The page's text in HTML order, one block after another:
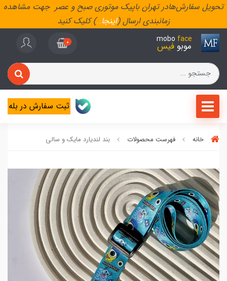
تحویل سفارش‌هادر تهران باپیک موتوری صبح و عصر جهت مشاهده
زمانبندی ارسال (اینجا..) کلیک کنید
mobo face
موبو فیس 0
ثبت سفارش در بله
خانه فهرست محصولات بند لندیارد مایک و سالی